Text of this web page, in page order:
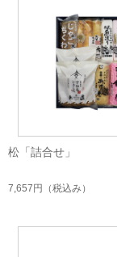
松「詰合せ」
7,657円 （税込み）